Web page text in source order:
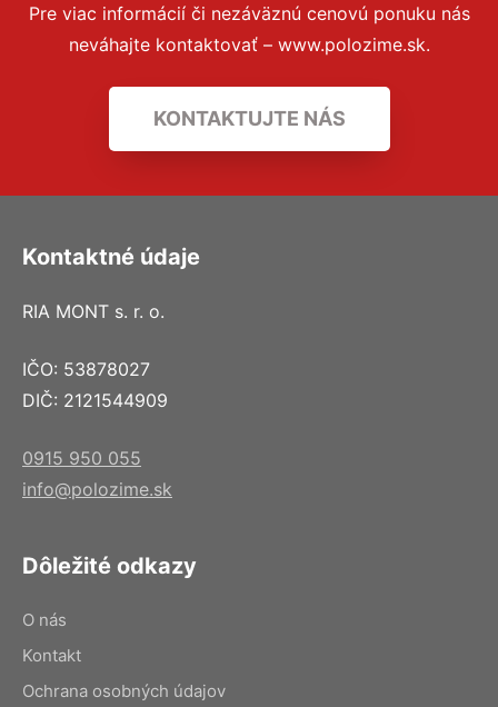
Pre viac informácií či nezáväznú cenovú ponuku nás
neváhajte kontaktovať – www.polozime.sk.
KONTAKTUJTE NÁS
Kontaktné údaje
RIA MONT s. r. o.
IČO: 53878027
DIČ: 2121544909
0915 950 055
info@polozime.sk
Dôležité odkazy
O nás
Kontakt
Ochrana osobných údajov